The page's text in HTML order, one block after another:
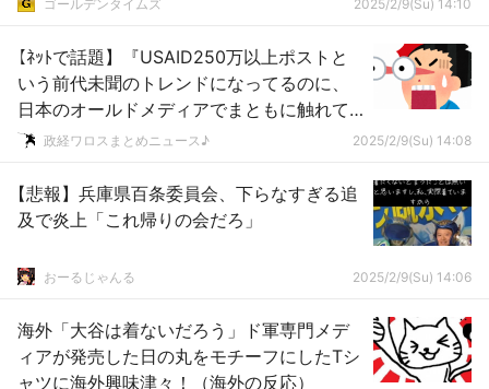
ゴールデンタイムズ 2025/2/9(Su) 14:10
【ﾈｯﾄで話題】『USAID250万以上ポストと
いう前代未聞のトレンドになってるのに、
日本のオールドメディアでまともに触れて
るところはないね！』 → ｗｗｗｗｗｗｗｗ
政経ワロスまとめニュース♪ 2025/2/9(Su) 14:08
【悲報】兵庫県百条委員会、下らなすぎる追
及で炎上「これ帰りの会だろ」
おーるじゃんる 2025/2/9(Su) 14:06
海外「大谷は着ないだろう」ド軍専門メデ
ィアが発売した日の丸をモチーフにしたTシ
ャツに海外興味津々！（海外の反応）